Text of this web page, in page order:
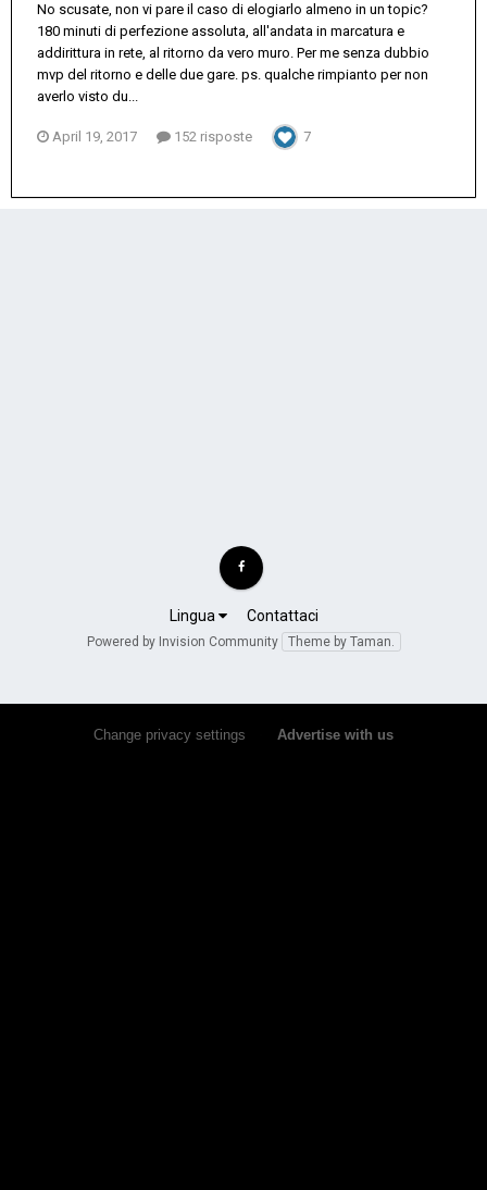
No scusate, non vi pare il caso di elogiarlo almeno in un topic?
180 minuti di perfezione assoluta, all'andata in marcatura e
addirittura in rete, al ritorno da vero muro. Per me senza dubbio
mvp del ritorno e delle due gare. ps. qualche rimpianto per non
averlo visto du...
April 19, 2017 152 risposte 7
Lingua Contattaci
Powered by Invision Community Theme by Taman.
Change privacy settings Advertise with us